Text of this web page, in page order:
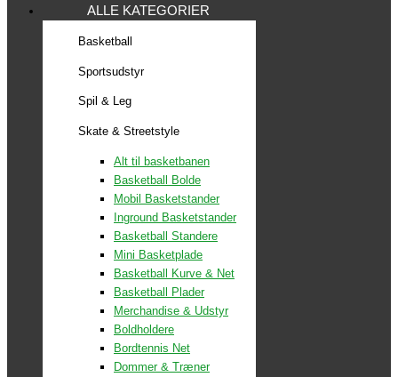
ALLE KATEGORIER
Basketball
Sportsudstyr
Spil & Leg
Skate & Streetstyle
Alt til basketbanen
Basketball Bolde
Mobil Basketstander
Inground Basketstander
Basketball Standere
Mini Basketplade
Basketball Kurve & Net
Basketball Plader
Merchandise & Udstyr
Boldholdere
Bordtennis Net
Dommer & Træner